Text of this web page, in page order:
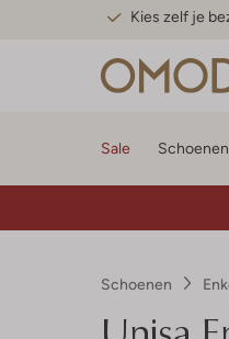
Kies zelf je
Sale Schoenen
Schoenen